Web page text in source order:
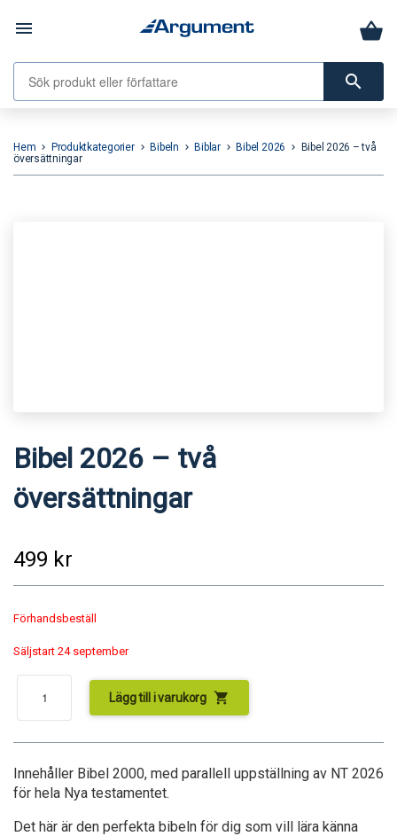
menu
search
Hem keyboard_arrow_right Produktkategorier keyboard_arrow_right Bibeln keyboard_arrow_right Biblar keyboard_arrow_right Bibel 2026 keyboard_arrow_right
Bibel 2026 – två
översättningar
Bibel 2026 – två
översättningar
499 kr
Förhandsbeställ
Säljstart 24 september
Lägg till i varukorg shopping_cart
Innehåller Bibel 2000, med parallell uppställning av NT 2026
för hela Nya testamentet.
Det här är den perfekta bibeln för dig som vill lära känna